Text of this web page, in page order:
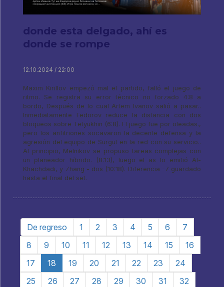
donde esta delgado, ahí es
donde se rompe
12.10.2024 / 22:00
Maxim Kirillov empezó mal el partido, falló el juego de
ritmo. Se registra su error técnico no forzado 4:8 a
bordo, Después de lo cual Artem Ivanov salió a pasar..
Inmediatamente Fedorov reduce la distancia con dos
bloqueos sobre Tetyukhin (6:8). El juego fue por oleadas.,
pero los anfitriones socavaron la decente defensa y la
agresión del equipo de Surgut en la red con su servicio..
Al principio, Melnikov se propuso tareas complejas con
un planeador híbrido. (8:13), luego el as lo emitió Al-
Khachdadi, y Zhang - dos (10:18). Diferencia -7 guardado
hasta el final del set.
De regreso 1 2 3 4 5 6
7
8
9 10 11 12 13 14 15
16
17
18 19 20 21 22 23
24
25
26 27 28 29 30 31
32